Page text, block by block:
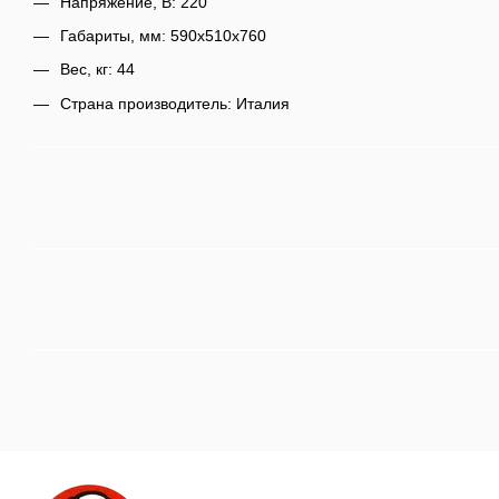
Габариты, мм: 590х510х760
Вес, кг: 44
Страна производитель: Италия